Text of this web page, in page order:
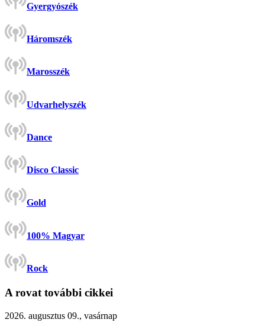
Gyergyószék
Háromszék
Marosszék
Udvarhelyszék
Dance
Disco Classic
Gold
100% Magyar
Rock
A rovat további cikkei
2026. augusztus 09., vasárnap